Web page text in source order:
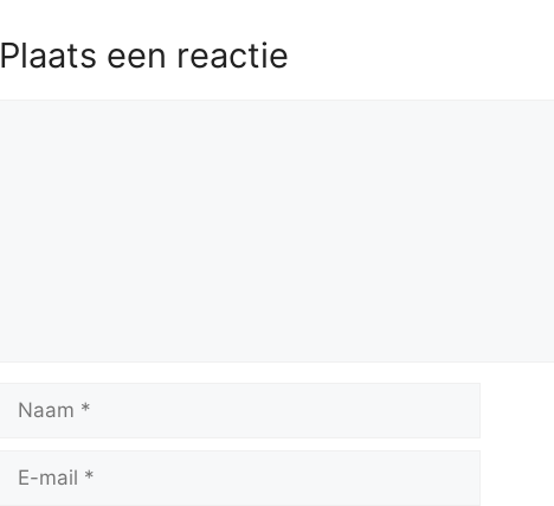
Plaats een reactie
mail